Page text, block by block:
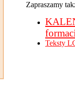
Zapraszamy
Teksty